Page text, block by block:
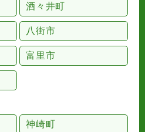
酒々井町
八街市
富里市
神崎町